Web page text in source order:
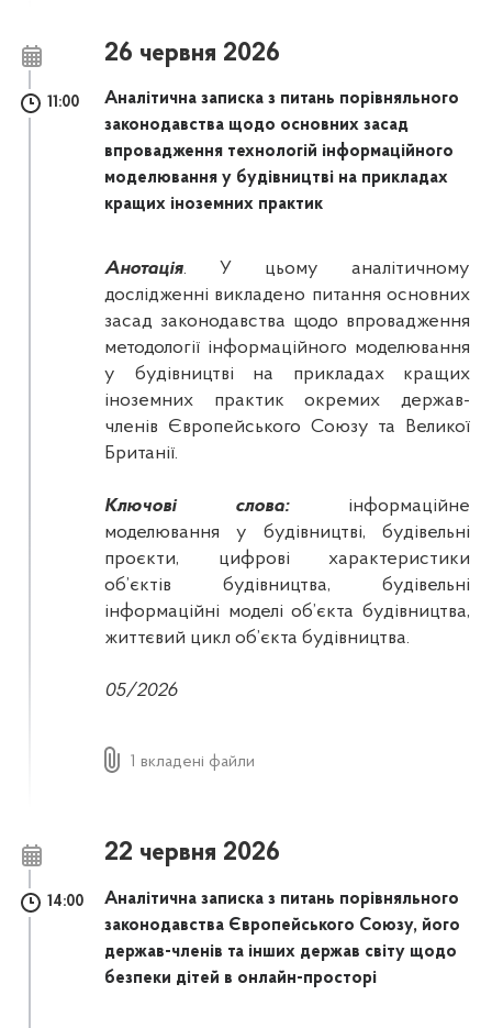
26 червня 2026
11:00
Аналітична записка з питань порівняльного
законодавства щодо основних засад
впровадження технологій інформаційного
моделювання у будівництві на прикладах
кращих іноземних практик
Анотація. У цьому аналітичному
дослідженні викладено питання основних
засад законодавства щодо впровадження
методології інформаційного моделювання
у будівництві на прикладах кращих
іноземних практик окремих держав-
членів Європейського Союзу та Великої
Британії.
Ключові слова:інформаційне
моделювання у будівництві, будівельні
проєкти, цифрові характеристики
об’єктів будівництва, будівельні
інформаційні моделі об’єкта будівництва,
життєвий цикл об’єкта будівництва.
05/2026
1 вкладені файли
22 червня 2026
14:00
Аналітична записка з питань порівняльного
законодавства Європейського Союзу, його
держав-членів та інших держав світу щодо
безпеки дітей в онлайн-просторі